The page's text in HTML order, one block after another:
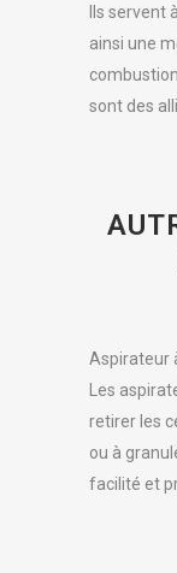
Ils
ainsi une
sont des
Aspirateur
Les
retirer les
ou à
facilité et